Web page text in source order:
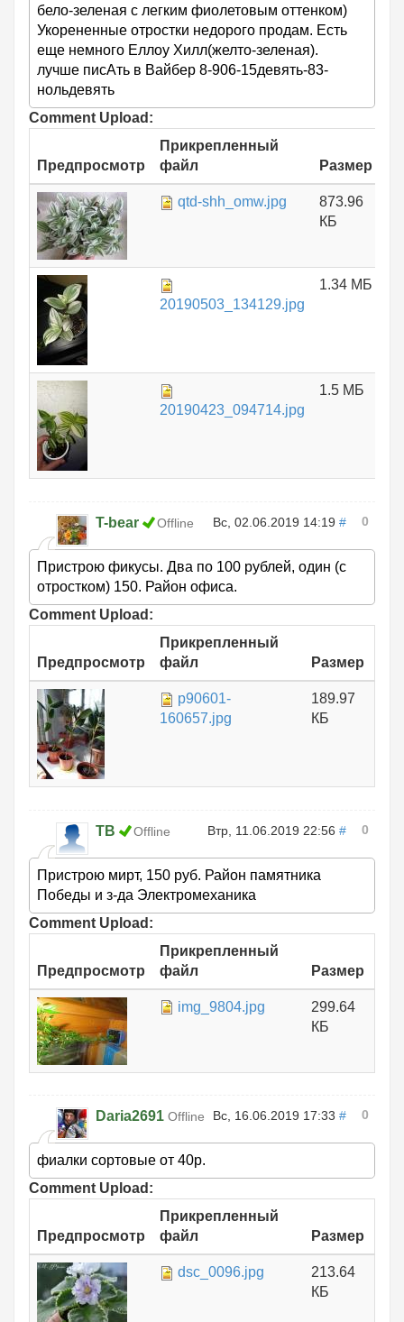
бело-зеленая с легким фиолетовым оттенком)
Укорененные отростки недорого продам. Есть
еще немного Еллоу Хилл(желто-зеленая).
лучше писАть в Вайбер 8-906-15девять-83-
нольдевять
Comment Upload:
Предпросмотр
Прикрепленный
файл
Размер
qtd-shh_omw.jpg
873.96
КБ
20190503_134129.jpg
1.34 МБ
20190423_094714.jpg
1.5 МБ
T-bear Offline Вс, 02.06.2019 14:19 # 0
Пристрою фикусы. Два по 100 рублей, один (с
отростком) 150. Район офиса.
Comment Upload:
Предпросмотр
Прикрепленный
файл
Размер
p90601-
160657.jpg
189.97
КБ
ТВ Offline Втр, 11.06.2019 22:56 # 0
Пристрою мирт, 150 руб. Район памятника
Победы и з-да Электромеханика
Comment Upload:
Предпросмотр
Прикрепленный
файл
Размер
img_9804.jpg
299.64
КБ
Daria2691 Offline Вс, 16.06.2019 17:33 # 0
фиалки сортовые от 40р.
Comment Upload:
Предпросмотр
Прикрепленный
файл
Размер
dsc_0096.jpg
213.64
КБ